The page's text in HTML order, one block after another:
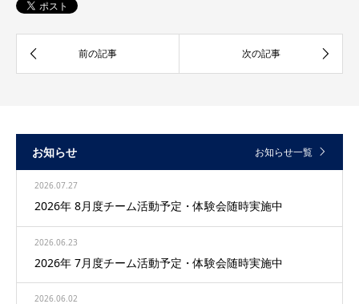
お知らせ お知らせ一覧
2026.07.27
2026年 8月度チーム活動予定・体験会随時実施中
2026.06.23
2026年 7月度チーム活動予定・体験会随時実施中
2026.06.02